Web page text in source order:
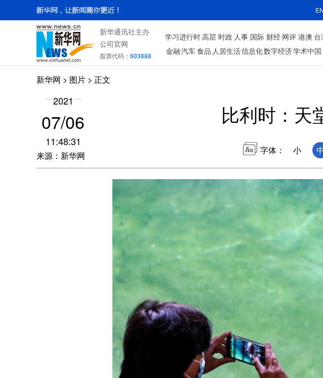
新华通讯社主办
公司官网
股票代码： 603888
学习进行时高层 时政 人事 国际 财经 网评 港澳 台
金融汽车食品 人居生活信息化数字经济学术中国
新华网 > 图片 > 正文
2021
07/06
11:48:31
来源：新华网
比利时：天
字体： 小 中